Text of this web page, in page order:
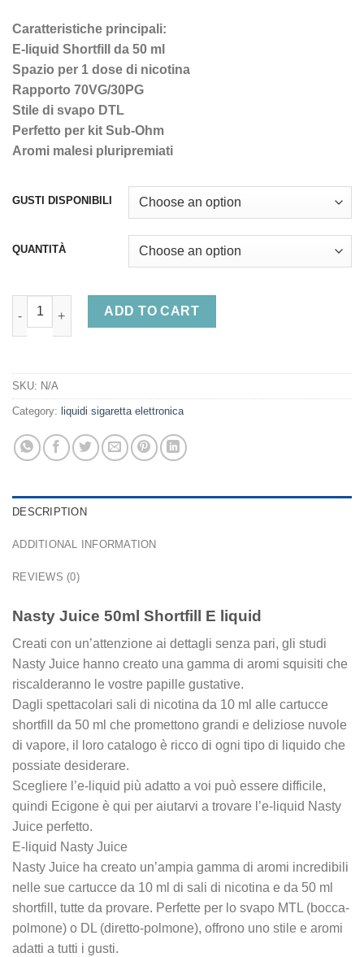
Caratteristiche principali:
E-liquid Shortfill da 50 ml
Spazio per 1 dose di nicotina
Rapporto 70VG/30PG
Stile di svapo DTL
Perfetto per kit Sub-Ohm
Aromi malesi pluripremiati
GUSTI DISPONIBILI
QUANTITÀ
Nasty Juice 50ml Shortfill E liquid quantity
ADD TO CART
SKU: N/A
Category: liquidi sigaretta elettronica
DESCRIPTION
ADDITIONAL INFORMATION
REVIEWS (0)
Nasty Juice 50ml Shortfill E liquid
Creati con un’attenzione ai dettagli senza pari, gli studi
Nasty Juice hanno creato una gamma di aromi squisiti che
riscalderanno le vostre papille gustative.
Dagli spettacolari sali di nicotina da 10 ml alle cartucce
shortfill da 50 ml che promettono grandi e deliziose nuvole
di vapore, il loro catalogo è ricco di ogni tipo di liquido che
possiate desiderare.
Scegliere l’e-liquid più adatto a voi può essere difficile,
quindi Ecigone è qui per aiutarvi a trovare l’e-liquid Nasty
Juice perfetto.
E-liquid Nasty Juice
Nasty Juice ha creato un’ampia gamma di aromi incredibili
nelle sue cartucce da 10 ml di sali di nicotina e da 50 ml
shortfill, tutte da provare. Perfette per lo svapo MTL (bocca-
polmone) o DL (diretto-polmone), offrono uno stile e aromi
adatti a tutti i gusti.